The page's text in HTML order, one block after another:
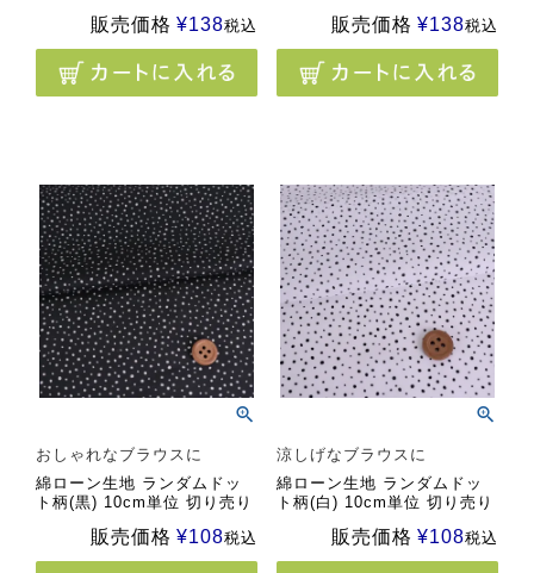
販売価格 ¥138税込 販売価格 ¥138税込
おしゃれなブラウスに
綿ローン生地 ランダムドッ
ト柄(黒) 10cm単位 切り売り
販売価格 ¥108税込
涼しげなブラウスに
綿ローン生地 ランダムドッ
ト柄(白) 10cm単位 切り売り
販売価格 ¥108税込